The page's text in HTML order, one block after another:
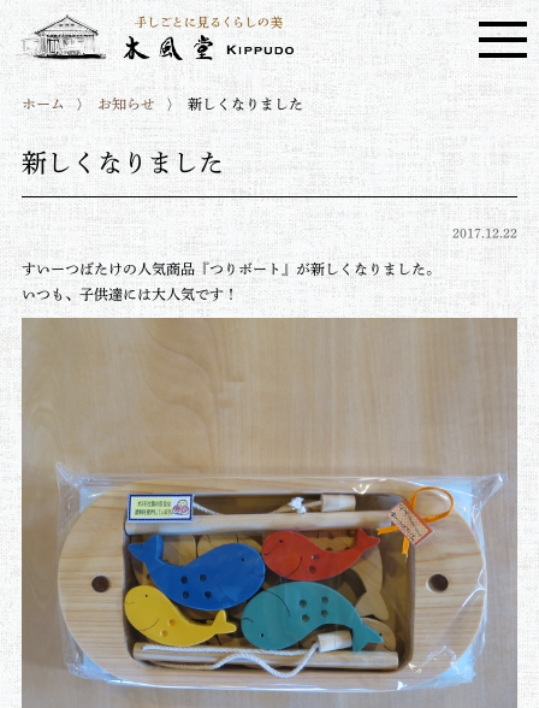
ホーム お知らせ 新しくなりました
新しくなりました
2017.12.22
すいーつばたけの人気商品『つりボート』が新しくなりました。
いつも、子供達には大人気です！